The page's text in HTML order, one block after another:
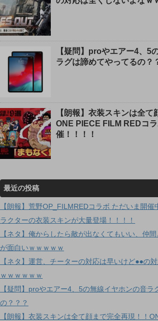
【疑問】proやエアー4、5
ラグは諦めてやってるの？
【朗報】衣装スキンは全て
ONE PIECE FILM REDコ
催！！！！
最近の投稿
【朗報】荒野OP_FILMREDコラボ ただいま開催
ラクターの衣装スキンが大量登場！！！！
【ネタ】俺からしたら敵が出なくてもいい、仲
が面白いｗｗｗｗｗ
【ネタ】運営、チーターの対応は早いけど●●の
ｗｗｗｗｗｗ
【疑問】proやエアー4、5の無線イヤホンの音ラ
の？？？
【朗報】衣装スキンは全て顔まで完全再現！！